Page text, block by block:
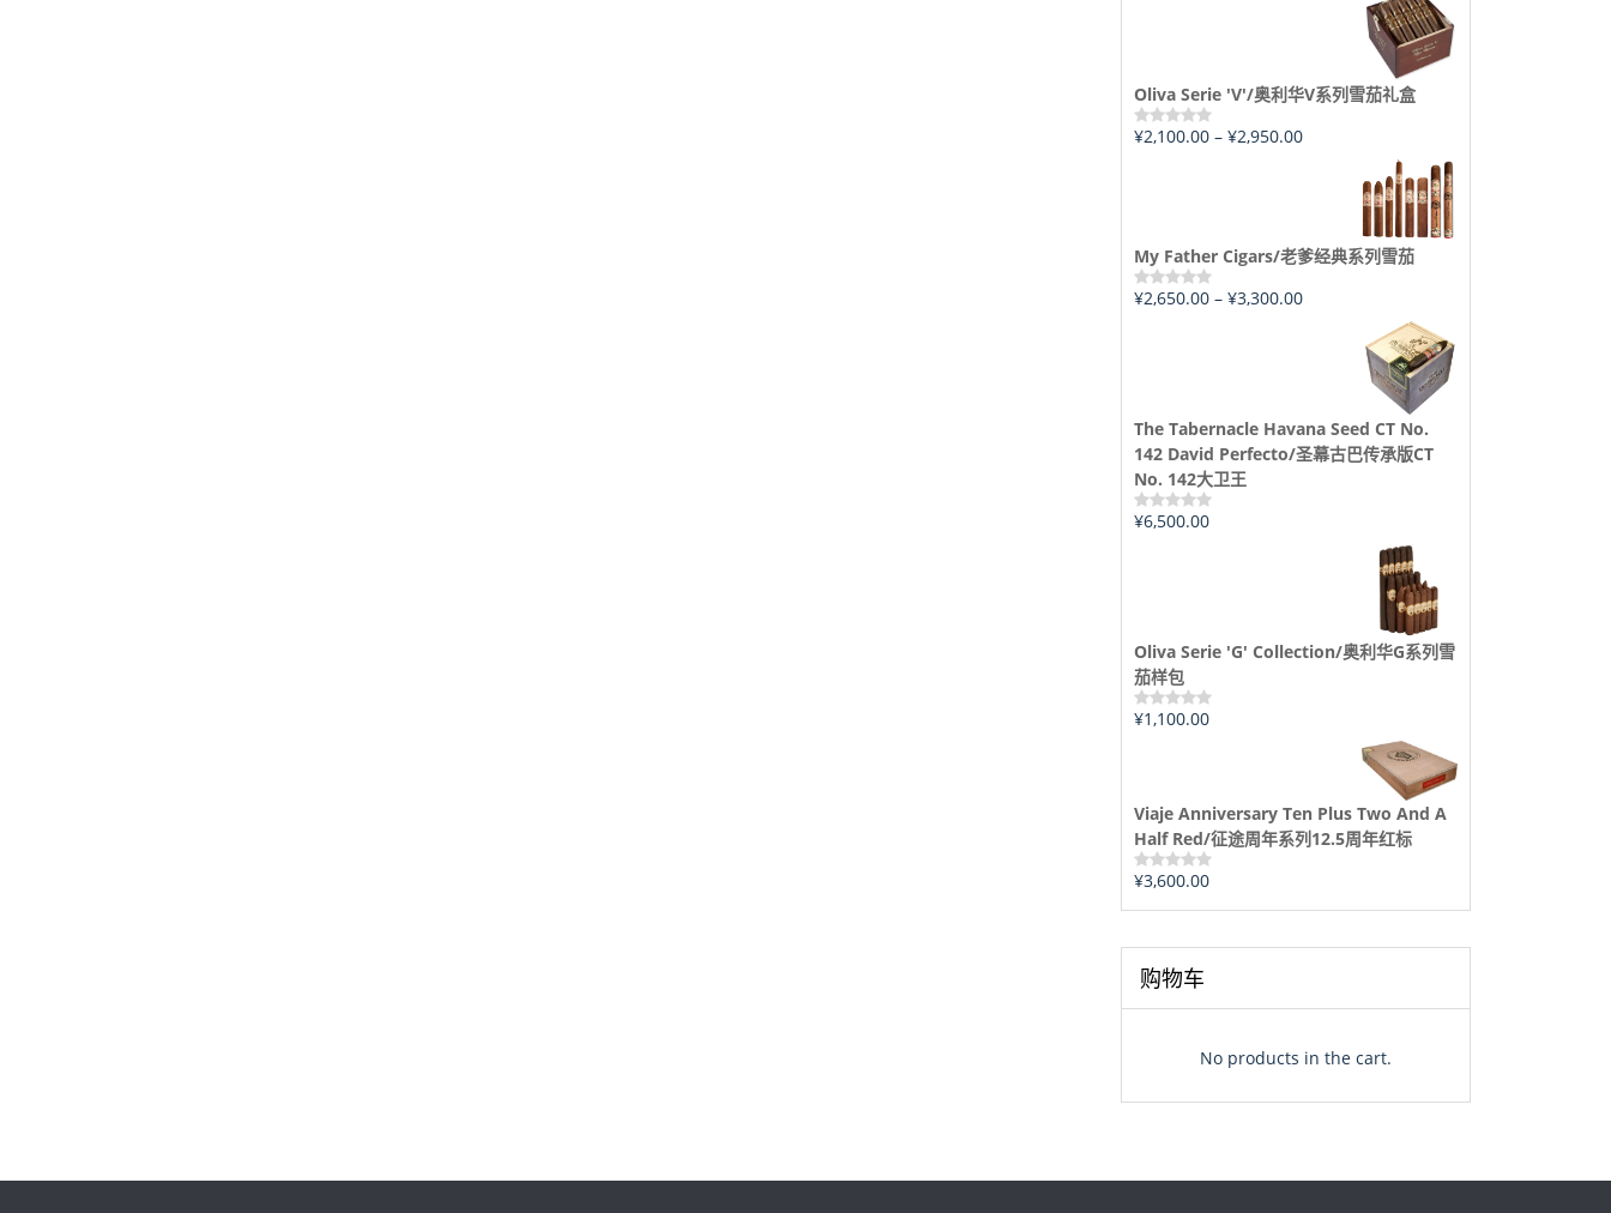
Oliva Serie 'V'/奥利华V系列雪茄礼盒
评
¥2,100.00 – ¥2,950.00
My Father Cigars/老爹经典系列雪茄
评
¥2,650.00 – ¥3,300.00
The Tabernacle Havana Seed CT No.
142 David Perfecto/圣幕古巴传承版CT
No. 142大卫王
评
¥6,500.00
Oliva Serie 'G' Collection/奥利华G系列雪
茄样包
评
¥1,100.00
Viaje Anniversary Ten Plus Two And A
Half Red/征途周年系列12.5周年红标
评
5
¥3,600.00
购物车
No products in the cart.